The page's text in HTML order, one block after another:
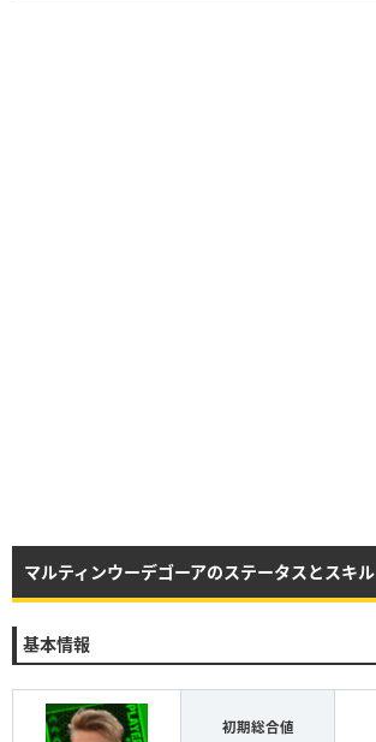
マルティンウーデゴーアのステータスとスキル
基本情報
初期総合値